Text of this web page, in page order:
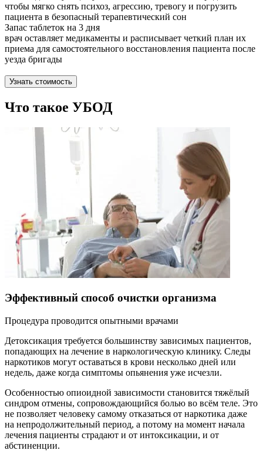
чтобы мягко снять психоз, агрессию, тревогу и погрузить
пациента в безопасный терапевтический сон
Запас таблеток на 3 дня
врач оставляет медикаменты и расписывает четкий план их
приема для самостоятельного восстановления пациента после
уезда бригады
Узнать стоимость
Что такое УБОД
Эффективный способ очистки организма
Процедура проводится опытными врачами
Детоксикация требуется большинству зависимых пациентов,
попадающих на лечение в наркологическую клинику. Следы
наркотиков могут оставаться в крови несколько дней или
недель, даже когда симптомы опьянения уже исчезли.
Особенностью опиоидной зависимости становится тяжёлый
синдром отмены, сопровождающийся болью во всём теле. Это
не позволяет человеку самому отказаться от наркотика даже
на непродолжительный период, а потому на момент начала
лечения пациенты страдают и от интоксикации, и от
абстиненции.